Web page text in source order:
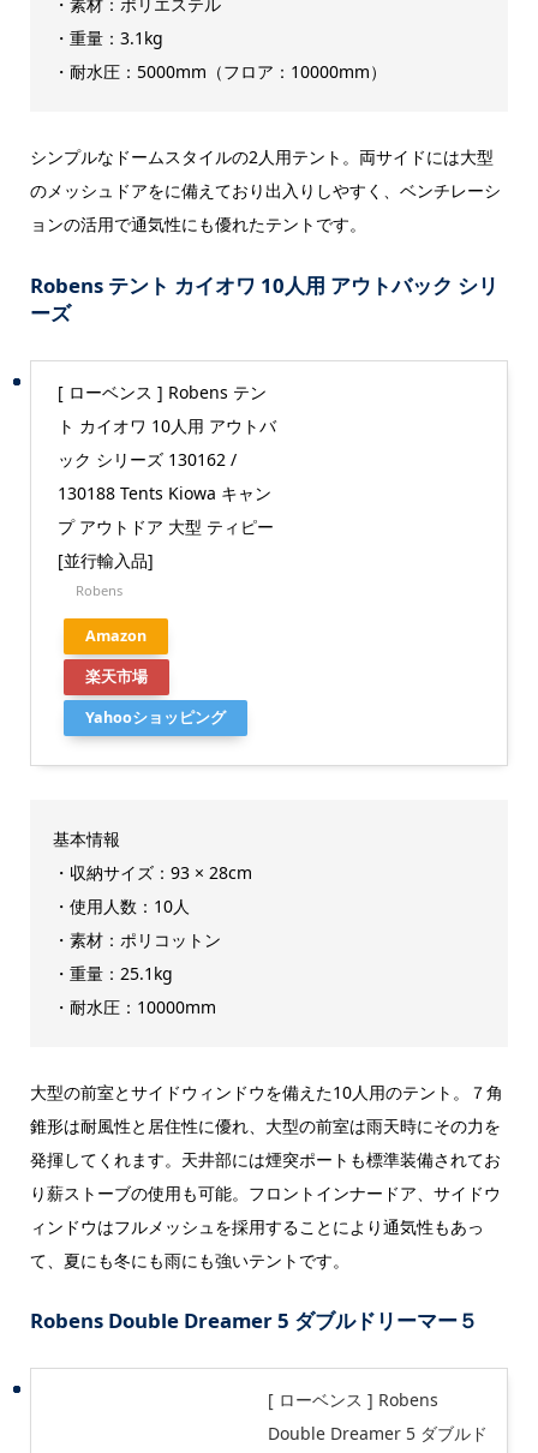
・重量：3.1kg
・耐水圧：5000mm（フロア：10000mm）
シンプルなドームスタイルの2人用テント。両サイドには大型
のメッシュドアをに備えており出入りしやすく、ベンチレーシ
ョンの活用で通気性にも優れたテントです。
Robens テント カイオワ 10人用 アウトバック シリ
ーズ
[ ローベンス ] Robens テン
ト カイオワ 10人用 アウトバ
ック シリーズ 130162 /
130188 Tents Kiowa キャン
プ アウトドア 大型 ティピー
[並行輸入品]
Robens
Amazon
楽天市場
Yahooショッピング
基本情報
・収納サイズ：93 × 28cm
・使用人数：10人
・素材：ポリコットン
・重量：25.1kg
・耐水圧：10000mm
大型の前室とサイドウィンドウを備えた10人用のテント。７角
錐形は耐風性と居住性に優れ、大型の前室は雨天時にその力を
発揮してくれます。天井部には煙突ポートも標準装備されてお
り薪ストーブの使用も可能。フロントインナードア、サイドウ
ィンドウはフルメッシュを採用することにより通気性もあっ
て、夏にも冬にも雨にも強いテントです。
Robens Double Dreamer 5 ダブルドリーマー５
[ ローベンス ] Robens
Double Dreamer 5 ダブルド